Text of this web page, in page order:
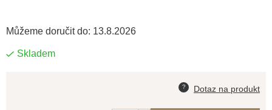
Skladem
Můžeme doručit do: 13.8.2026